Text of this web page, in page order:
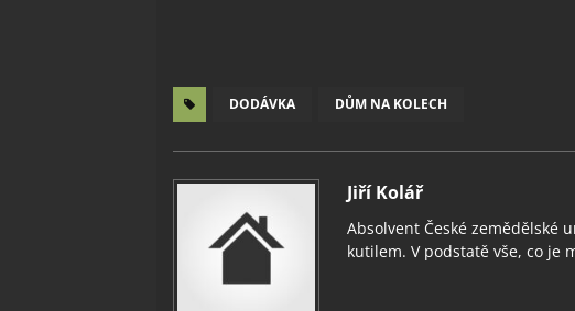
DODÁVKA DŮM NA KOLECH
Jiří Kolář
Absolvent České zemědělské
kutilem. V podstatě vše, co je